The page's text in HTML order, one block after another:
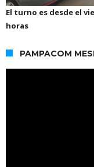
El turno es desde el
horas
PAMPACOM